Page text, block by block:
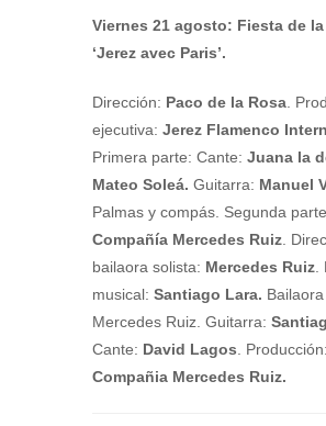
Viernes 21 agosto: Fiesta de
‘Jerez avec Paris’.
Dirección: Paco de la Rosa.
ejecutiva: Jerez Flamenco
Primera parte: Cante: Juana la
Mateo Soleá. Guitarra: Manuel
Palmas y compás. Segunda
Compañía Mercedes Ruiz.
bailaora solista: Mercedes Ruiz.
musical: Santiago Lara.
Mercedes Ruiz. Guitarra:
Cante: David Lagos. Producción:
Compañia Mercedes Ruiz.